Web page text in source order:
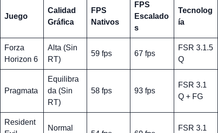
Juego
Calidad
Gráfica
FPS
Nativos
FPS
Escalado
s
Tecnolog
ía
Forza
Horizon 6
Alta (Sin
RT)
59 fps 67 fps
FSR 3.1.5
Q
Pragmata
Equilibra
da (Sin
RT)
58 fps 93 fps
FSR 3.1
Q + FG
Resident
Normal
FSR 3.1